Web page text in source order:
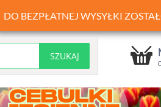
DO BEZPŁATNEJ WYSYŁKI